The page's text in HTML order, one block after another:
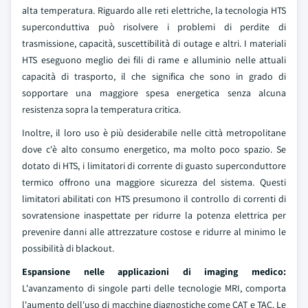
alta temperatura. Riguardo alle reti elettriche, la tecnologia HTS
superconduttiva può risolvere i problemi di perdite di
trasmissione, capacità, suscettibilità di outage e altri. I materiali
HTS eseguono meglio dei fili di rame e alluminio nelle attuali
capacità di trasporto, il che significa che sono in grado di
sopportare una maggiore spesa energetica senza alcuna
resistenza sopra la temperatura critica.
Inoltre, il loro uso è più desiderabile nelle città metropolitane
dove c'è alto consumo energetico, ma molto poco spazio. Se
dotato di HTS, i limitatori di corrente di guasto superconduttore
termico offrono una maggiore sicurezza del sistema. Questi
limitatori abilitati con HTS presumono il controllo di correnti di
sovratensione inaspettate per ridurre la potenza elettrica per
prevenire danni alle attrezzature costose e ridurre al minimo le
possibilità di blackout.
Espansione nelle applicazioni di imaging medico:
L'avanzamento di singole parti delle tecnologie MRI, comporta
l'aumento dell'uso di macchine diagnostiche come CAT e TAC. Le